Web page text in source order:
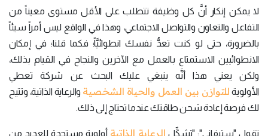
لا يمكن إنكار أنَّ كل وظيفة تتطلب على الأقل مستوى معيناً من
التفاعل والتعاون والتواصل الاجتماعي، وهذا في الواقع ليس أمراً سيئاً
بالضرورة، حتى لو كنت تعدُّ نفسك انطوائيَّاً؛ فكما قلنا؛ في إمكان
الانطوائيين الاستمتاع بالعمل مع الآخرين والنجاح في القيام بذلك،
ولكن يعني هذا أنَّه ينبغي عليك البحث عن شركة تعطي
الأولوية للتوازن بين العمل والحياة الشخصية والرعاية الذاتية، وتتيح
لك فرصة إعادة شحن طاقتك عندما تحتاج إلى ذلك.
تقول "ستيفاني": "تشكِّل الرعاية الذاتية أولوية مستجدة للعديد من